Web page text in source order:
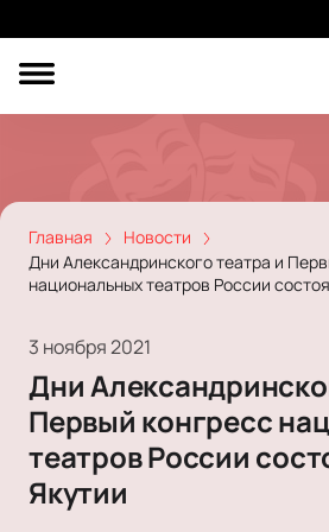
ДРУГОЕ
ПОДАРОЧНЫЕ
Экскурсия
Сертификат
Концерт
Классика
Оркестр
Джаз и блюз
Детям
Детский спектакль
Кукольный театр
Театр
Комедия
Дополнительно
Главная
Новости
Дни Александринского театра и
национальных театров России
3 ноября 2021
Дни
Первый конгресс
театров России
Якутии